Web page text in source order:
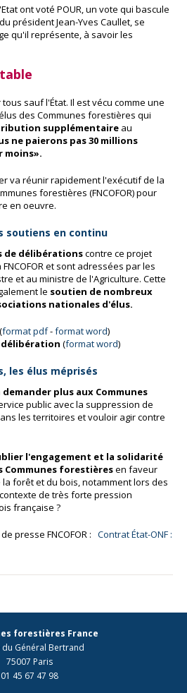
ont voté POUR, un vote qui bascule
président Jean-Yves Caullet, se
qu'il représente, à savoir les
sauf l'État. Il est vécu comme une
des Communes forestières qui
supplémentaire au
ne paierons pas 30 millions
moins».
va réunir rapidement l'exécutif de la
forestières (FNCOFOR) pour
en oeuvre.
soutiens en continu
de délibérationscontre ce projet
et sont adressées par les
et au ministre de l'Agriculture. Cette
le soutien de nombreux
nationales d'élus.
(format pdf-format word)
délibération (format word)
les élus méprisés
plus aux Communes
public avec la suppression de
les territoires et vouloir agir contre
l'engagement et la solidarité
Communes forestièresen faveur
forêt et du bois, notamment lors des
de très forte pression
française ?
presse FNCOFOR : Contrat État-ONF :
forestières France
du Général Bertrand
75007 Paris
01 45 67 47 98